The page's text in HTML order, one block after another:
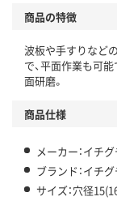
商品の特徴
波板や手すりなど
で、平面作業も可能
面研磨。
商品仕様
メーカー：イチ
ブランド：イチグ
サイズ：穴径